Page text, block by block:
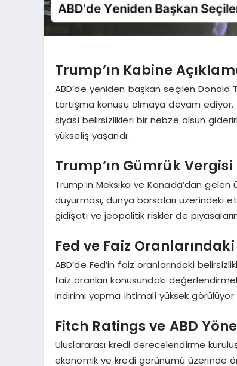
Trump’ın Kabine
ABD’de yeniden başkan seçilen Donald
tartışma konusu olmaya devam ediyor.
siyasi belirsizlikleri bir nebze olsun
yükseliş yaşandı.
Trump’ın Gümrük
Trump’ın Meksika ve Kanada’dan
duyurması, dünya borsaları üzerindeki
gidişatı ve jeopolitik riskler de
Fed ve Faiz
ABD’de Fed’in faiz oranlarındaki
faiz oranları konusundaki
indirimi yapma ihtimali yüksek
Fitch Ratings ve ABD
Uluslararası kredi derecelendirme
ekonomik ve kredi görünümü üzerinde